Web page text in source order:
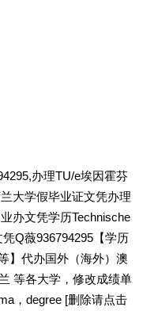
办理TU/e埃因霍芬
大学假毕业证文凭办理
办文凭学历Technische
Q薇936794295【学历
】代办国外（海外）澳
等各大学，修改成绩单
，degree [删除请点击